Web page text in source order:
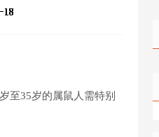
至35岁的属鼠人需特别